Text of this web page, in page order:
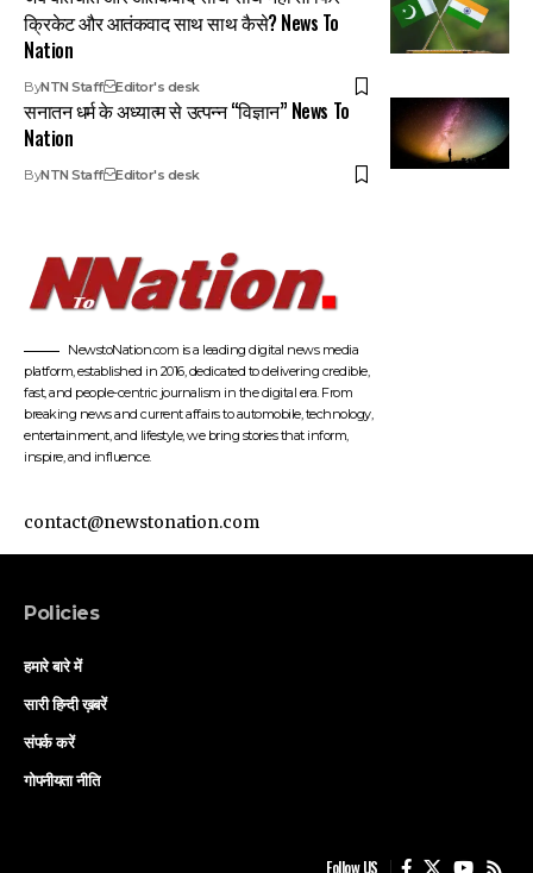
क्रिकेट और आतंकवाद साथ साथ कैसे? News To
Nation
ByNTN Staff Editor's desk
सनातन धर्म के अध्यात्म से उत्पन्न “विज्ञान” News To
Nation
ByNTN Staff Editor's desk
NewstoNation.com is a leading digital news media
platform, established in 2016, dedicated to delivering credible,
fast, and people-centric journalism in the digital era. From
breaking news and current affairs to automobile, technology,
entertainment, and lifestyle, we bring stories that inform,
inspire, and influence.
contact@newstonation.com
Policies
हमारे बारे में
सारी हिन्दी ख़बरें
संपर्क करें
गोपनीयता नीति
Follow US